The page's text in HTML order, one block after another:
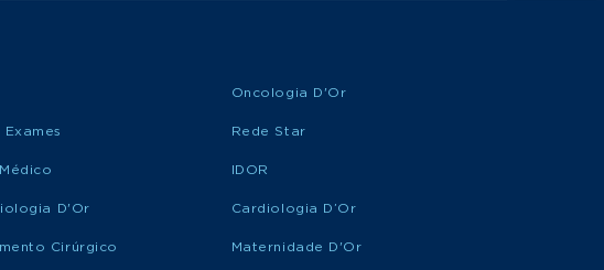
D'Or
Cirúrgico
Oncologia D'Or
Rede Star
IDOR
Cardiologia D’Or
Maternidade D'Or